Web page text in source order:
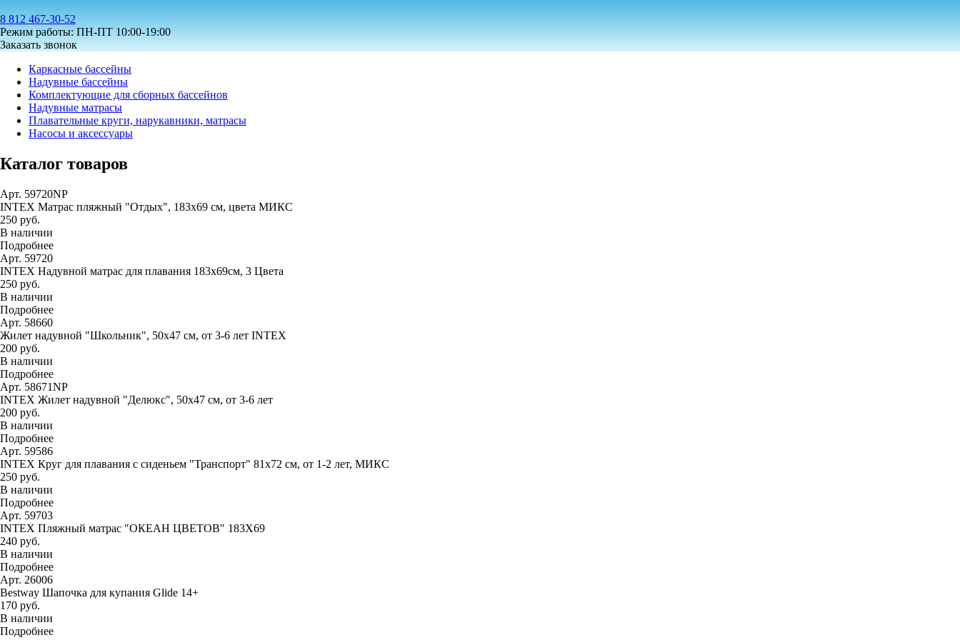
8 812 467-30-52
Режим работы: ПН-ПТ 10:00-19:00
Заказать звонок
Каркасные бассейны
Надувные бассейны
Комплектующие для сборных бассейнов
Надувные матрасы
Плавательные круги, нарукавники, матрасы
Насосы и аксессуары
Каталог товаров
Арт. 59720NP
INTEX Матрас пляжный "Отдых", 183х69 см, цвета МИКС
250 руб.
В наличии
Подробнее
Арт. 59720
INTEX Надувной матрас для плавания 183х69см, 3 Цвета
250 руб.
В наличии
Подробнее
Арт. 58660
Жилет надувной "Школьник", 50х47 см, от 3-6 лет INTEX
200 руб.
В наличии
Подробнее
Арт. 58671NP
INTEX Жилет надувной "Делюкс", 50х47 см, от 3-6 лет
200 руб.
В наличии
Подробнее
Арт. 59586
INTEX Круг для плавания с сиденьем "Транспорт" 81х72 см, от 1-2 лет, МИКС
250 руб.
В наличии
Подробнее
Арт. 59703
INTEX Пляжный матрас "ОКЕАН ЦВЕТОВ" 183Х69
240 руб.
В наличии
Подробнее
Арт. 26006
Bestway Шапочка для купания Glide 14+
170 руб.
В наличии
Подробнее